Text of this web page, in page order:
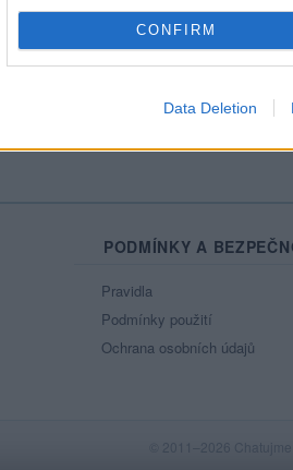
CONFIRM
Data Deletion
Zobrazit celou mou zeď
PODMÍNKY A
Pravidla
Podmínky použití
Ochrana osobních údajů
© 2011–2026